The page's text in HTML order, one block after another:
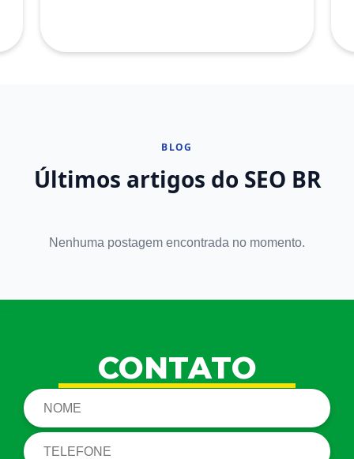
BLOG
Últimos artigos do SEO BR
Nenhuma postagem encontrada no momento.
CONTATO